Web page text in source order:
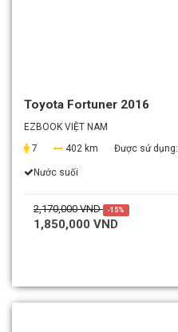
Toyota Fortuner 2016
EZBOOK VIỆT NAM
7
402 km Được sử dụng:
Nước suối
2,170,000 VND -15%
1,850,000 VND